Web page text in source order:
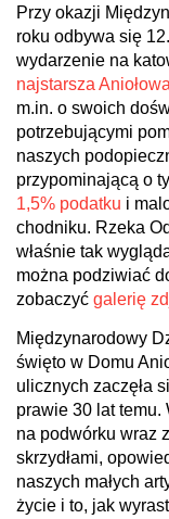
Przy okazji
roku odbywa się
wydarzenie na
najstarsza
m.in. o swoich
potrzebującymi
naszych
przypominającą o
1,5% podatku i
chodniku. Rzeka
właśnie tak
można podziwiać
zobaczyć galerię
Międzynarodowy
święto w Domu
ulicznych zaczęła
prawie 30 lat temu.
na podwórku wraz
skrzydłami,
naszych małych
życie i to, jak